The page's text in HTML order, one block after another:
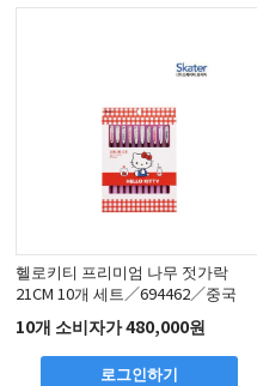
헬로키티 프리미엄 나무 젓가락
21CM 10개 세트／694462／중국
10개 소비자가 480,000원
로그인하기